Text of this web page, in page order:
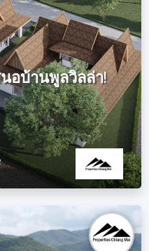
อบ้านพูลวิลล่า!